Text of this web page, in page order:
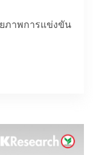
ภาพการแข่งขัน